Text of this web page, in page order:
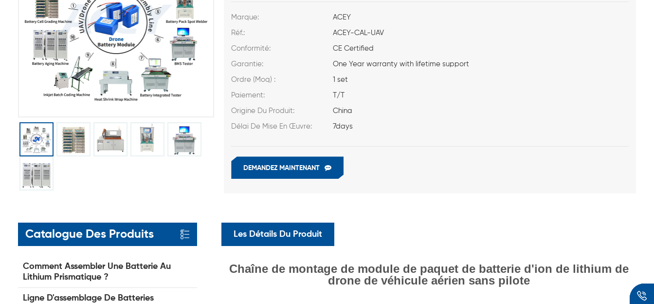
Marque: ACEY
Réf.: ACEY-CAL-UAV
Conformité: CE Certified
Garantie: One Year warranty with lifetime support
Ordre (Moq) : 1 set
Paiement: T/T
Origine Du Produit: China
Délai De Mise En Œuvre: 7days
DEMANDEZ MAINTENANT
Catalogue Des Produits
Comment Assembler Une Batterie Au
Lithium Prismatique ?
Ligne D'assemblage De Batteries
Les Détails Du Produit
Chaîne de montage de module de paquet de batterie d'ion de lithium de
drone de véhicule aérien sans pilote